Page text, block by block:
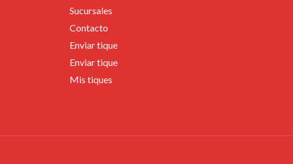
Sucursales
Contacto
Enviar tique
Enviar tique
Mis tiques